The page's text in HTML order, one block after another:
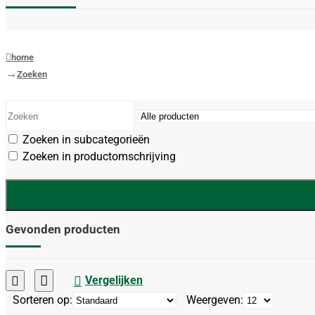
home
Zoeken
Zoeken in subcategorieën
Zoeken in productomschrijving
Gevonden producten
Vergelijken
Sorteren op:
Weergeven: